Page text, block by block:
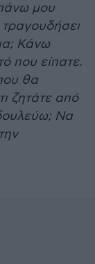
μου
Κάνω
που είπατε.
θα
ζητάτε από
Να